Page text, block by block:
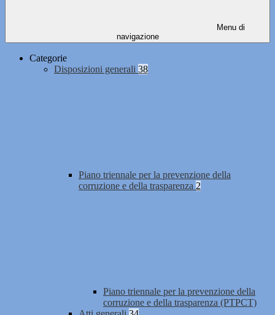
Menu di
navigazione
Categorie
Disposizioni generali 38
Piano triennale per la prevenzione della
corruzione e della trasparenza 2
Piano triennale per la prevenzione della
corruzione e della trasparenza (PTPCT)